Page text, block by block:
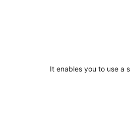
It enables you to use a